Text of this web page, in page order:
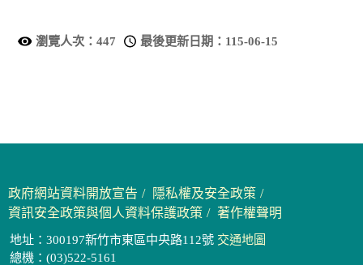
瀏覽人次： 447 最後更新日期： 115-06-15
政府網站資料開放宣告
隱私權及安全政策
資訊安全政策與個人資料保護政策
著作權聲明
地址：300197新竹市東區中央路112號 交通地圖
總機：(03)522-5161